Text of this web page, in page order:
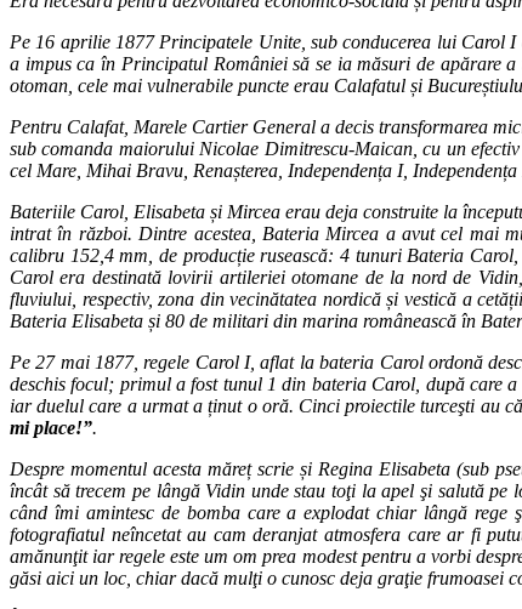
Pe 16 aprilie 1877 Principatele Unite, sub conducerea lui Carol
a impus ca în Principatul României să se ia măsuri de apărare
otoman, cele mai vulnerabile puncte erau Calafatul și
Pentru Calafat, Marele Cartier General a decis transformarea
sub comanda maiorului Nicolae Dimitrescu-Maican, cu un
cel Mare, Mihai Bravu, Renașterea, Independența I,
Bateriile Carol, Elisabeta și Mircea erau deja construite la
intrat în război. Dintre acestea, Bateria Mircea a avut cel mai
calibru 152,4 mm, de producție rusească: 4 tunuri Bateria
Carol era destinată lovirii artileriei otomane de la nord de
fluviului, respectiv, zona din vecinătatea nordică și vestică a
Bateria Elisabeta și 80 de militari din marina românească în
Pe 27 mai 1877, regele Carol I, aflat la bateria Carol ordonă
deschis focul; primul a fost tunul 1 din bateria Carol, după care
iar duelul care a urmat a ținut o oră. Cinci proiectile turceşti au
mi place!”.
Despre momentul acesta măreț scrie și Regina Elisabeta (sub
încât să trecem pe lângă Vidin unde stau toţi la apel şi salută
când îmi amintesc de bomba care a explodat chiar lângă
fotografiatul neîncetat au cam deranjat atmosfera care ar fi
amănunţit iar regele este um om prea modest pentru a vorbi
găsi aici un loc, chiar dacă mulţi o cunosc deja graţie frumoasei